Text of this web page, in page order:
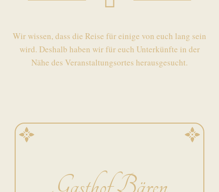
Wir wissen, dass die Reise für einige von euch lang sein
wird. Deshalb haben wir für euch Unterkünfte in der
Nähe des Veranstaltungsortes herausgesucht.